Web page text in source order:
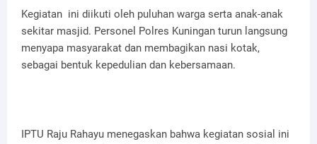
Kegiatan ini diikuti oleh puluhan warga serta anak-anak
sekitar masjid. Personel Polres Kuningan turun langsung
menyapa masyarakat dan membagikan nasi kotak,
sebagai bentuk kepedulian dan kebersamaan.
IPTU Raju Rahayu menegaskan bahwa kegiatan sosial ini